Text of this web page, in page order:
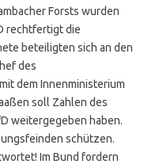
Forsts wurden
rechtfertigt die
beteiligten sich an den
des
dem Innenministerium
soll Zahlen des
weitergegeben haben.
schützen.
Im Bund fordern